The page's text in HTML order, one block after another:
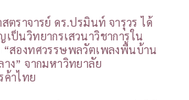
สตราจารย์ ดร.ปรมินท์ จารุวร ได้
เป็นวิทยากรเสวนาวิชาการใน
“สองทศวรรษพลวัตเพลงพื้นบ้าน
าง” จากมหาวิทยาลัย
ค้าไทย